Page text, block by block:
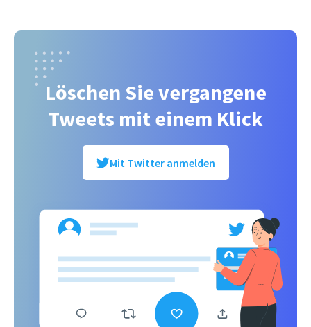
Löschen Sie vergangene
Tweets mit einem Klick
Mit Twitter anmelden